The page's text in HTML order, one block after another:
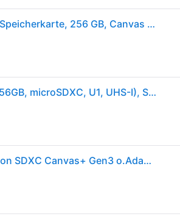
SDCS3/256GBSP - microSDXC-Speicherkarte, 256 GB, Canvas Select Plus
Kingston Canvas Select Plus (256GB, microSDXC, U1, UHS-I), Speicherkarte, Schwarz
SD MicroSD Card 256GB Kingston SDXC Canvas+ Gen3 o.Adapter retail